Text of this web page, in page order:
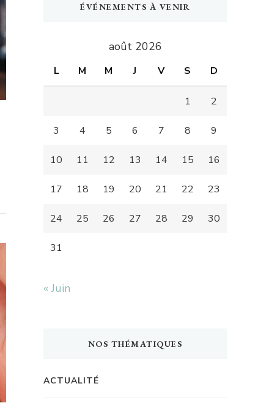
ÉVÉNEMENTS À VENIR
août 2026
L M M J V S D
1 2
3 4 5 6 7 8 9
10 11 12 13 14 15 16
17 18 19 20 21 22 23
24 25 26 27 28 29 30
31
« Juin
NOS THÉMATIQUES
ACTUALITÉ